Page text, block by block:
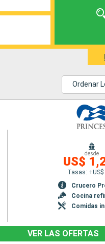
Ordenar
desde
US$
Tasas: +US$
Crucero
Cocina
Comidas
VER LAS OFERTAS